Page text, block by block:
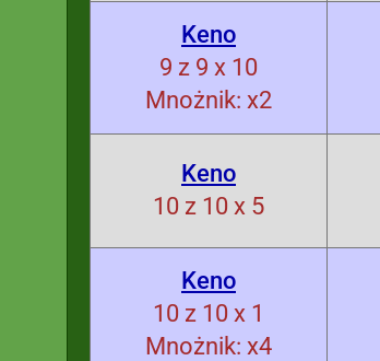
Keno
9 z 9 x 10
Mnożnik: x2
Keno
10 z 10 x 5
Keno
10 z 10 x 1
Mnożnik: x4